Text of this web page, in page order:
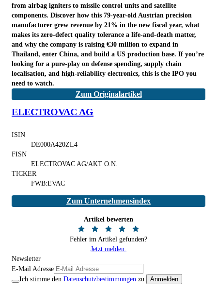
from airbag igniters to missile control units and satellite
components. Discover how this 79-year-old Austrian precision
manufacturer grew revenue by 21% in the new fiscal year, what
makes its zero-defect quality tolerance a life-and-death matter,
and why the company is raising €30 million to expand in
Thailand, enter China, and build a US production base. If you’re
looking for a pure-play on defense spending, supply chain
localisation, and high‑reliability electronics, this is the IPO you
need to watch.
Zum Originalartikel
ELECTROVAC AG
ISIN
DE000A420ZL4
FISN
ELECTROVAC AG/AKT O.N.
TICKER
FWB:EVAC
Zum Unternehmensindex
Artikel bewerten
Fehler im Artikel gefunden?
Jetzt melden.
Newsletter
E-Mail Adresse
Ich stimme den Datenschutzbestimmungen zu. Anmelden